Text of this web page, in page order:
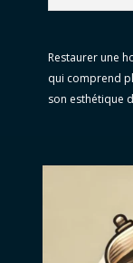
Restaurer une
qui comprend
son esthétique